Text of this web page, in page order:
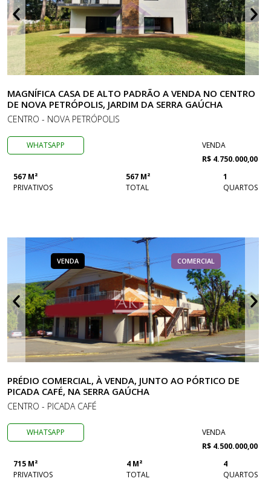
MAGNÍFICA CASA DE ALTO PADRÃO A VENDA NO CENTRO
DE NOVA PETRÓPOLIS, JARDIM DA SERRA GAÚCHA
CENTRO - NOVA PETRÓPOLIS
WHATSAPP
VENDA
R$ 4.750.000,00
567 M²
PRIVATIVOS
567 M²
TOTAL
1
QUARTOS
VENDA COMERCIAL
PRÉDIO COMERCIAL, À VENDA, JUNTO AO PÓRTICO DE
PICADA CAFÉ, NA SERRA GAÚCHA
CENTRO - PICADA CAFÉ
WHATSAPP
VENDA
R$ 4.500.000,00
715 M²
PRIVATIVOS
4 M²
TOTAL
4
QUARTOS